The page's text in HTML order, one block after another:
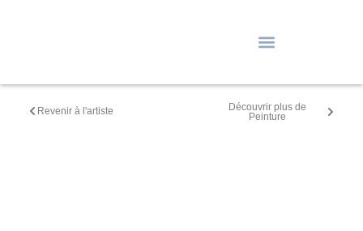
Revenir à l'artiste
Découvrir plus de
Peinture